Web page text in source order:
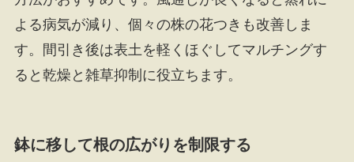
よる病気が減り、個々の株の花つきも改善しま
す。間引き後は表土を軽くほぐしてマルチングす
ると乾燥と雑草抑制に役立ちます。
鉢に移して根の広がりを制限する